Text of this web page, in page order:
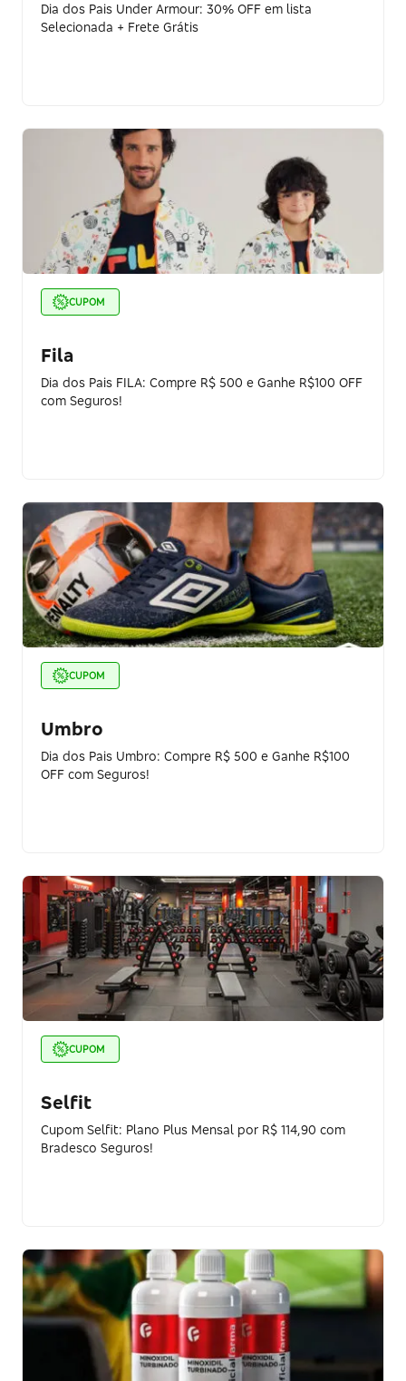
Dia dos Pais Under Armour: 30% OFF em lista
Selecionada + Frete Grátis
CUPOM
Fila
Dia dos Pais FILA: Compre R$ 500 e Ganhe R$100 OFF
com Seguros!
CUPOM
Umbro
Dia dos Pais Umbro: Compre R$ 500 e Ganhe R$100
OFF com Seguros!
CUPOM
Selfit
Cupom Selfit: Plano Plus Mensal por R$ 114,90 com
Bradesco Seguros!